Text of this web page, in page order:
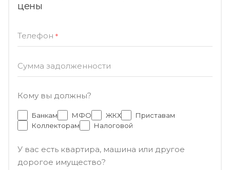
цены
Телефон *
Сумма задолженности
Кому вы должны?
Банкам МФО ЖКХ
Приставам
Коллекторам
Налоговой
У вас есть квартира, машина или другое
дорогое имущество?